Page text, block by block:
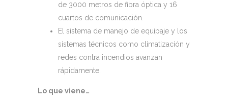
de 3000 metros de fibra óptica y 16
cuartos de comunicación.
El sistema de manejo de equipaje y los
sistemas técnicos como climatización y
redes contra incendios avanzan
rápidamente.
Lo que viene…